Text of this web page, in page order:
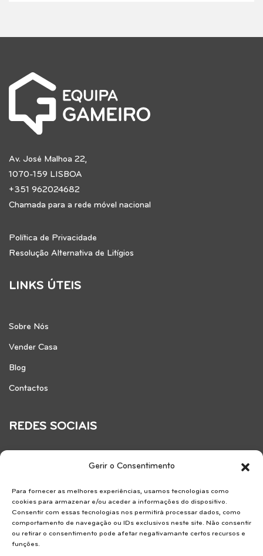
Gerir o Consentimento
Para fornecer as melhores experiências, usamos tecnologias como
cookies para armazenar e/ou aceder a informações do dispositivo.
Consentir com essas tecnologias nos permitirá processar dados, como
comportamento de navegação ou IDs exclusivos neste site. Não consentir
ou retirar o consentimento pode afetar negativamante certos recursos e
funções.
Av. José Malhoa 22,
1070-159 LISBOA
+351 962024682
Chamada para a rede móvel nacional
Política de Privacidade
Resolução Alternativa de Litígios
LINKS ÚTEIS
Sobre Nós
Vender Casa
Blog
Contactos
REDES SOCIAIS